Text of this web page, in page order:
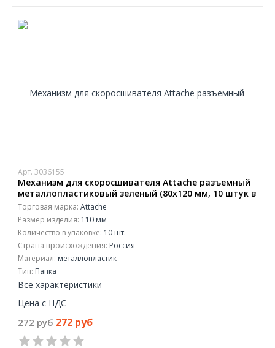
Арт. 3036155
Механизм для скоросшивателя Attache разъемный
металлопластиковый зеленый (80х120 мм, 10 штук в
упаковке)
Торговая марка: Attache
Размер изделия: 110 мм
Количество в упаковке: 10 шт.
Страна происхождения: Россия
Материал: металлопластик
Тип: Папка
Все характеристики
Цена с НДС
272 руб 272 руб